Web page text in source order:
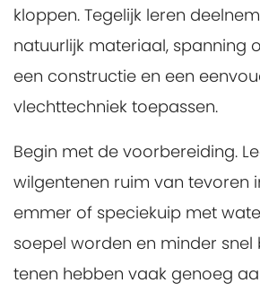
kloppen. Tegelijk leren
natuurlijk materiaal, spanning
een constructie en een
vlechttechniek toepassen.
Begin met de voorbereiding.
wilgentenen ruim van tevoren
emmer of speciekuip met
soepel worden en minder snel
tenen hebben vaak genoeg